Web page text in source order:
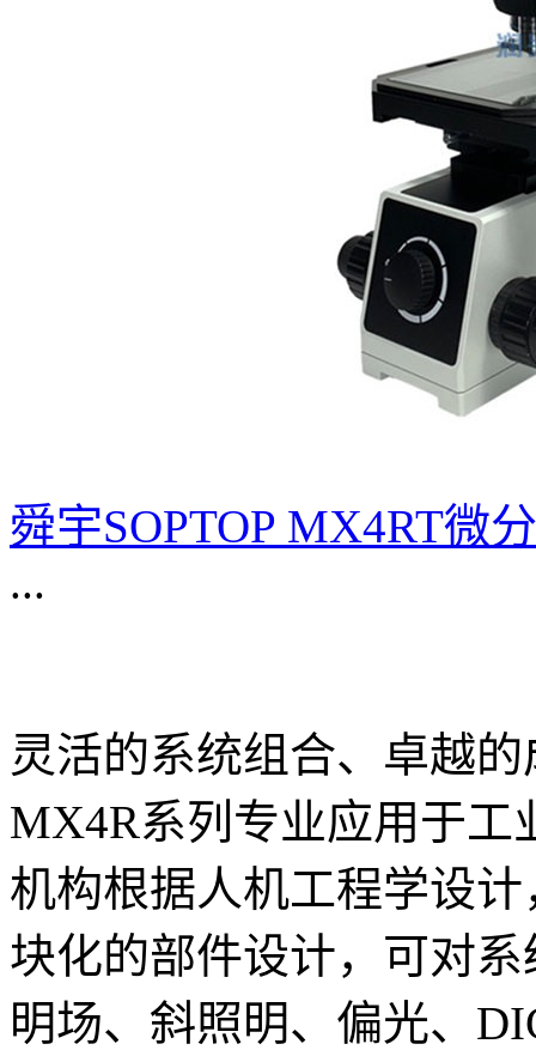
舜宇SOPTOP MX4RT微
...
灵活的系统组合、卓越
MX4R系列专业应用于工
机构根据人机工程学设
块化的部件设计，可对
明场、斜照明、偏光、